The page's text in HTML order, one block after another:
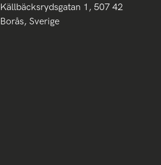
Källbäcksrydsgatan 1, 507 42
Borås, Sverige